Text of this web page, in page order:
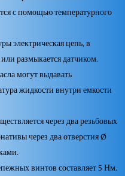
с помощью температурного
электрическая цепь, в
размыкается датчиком.
могут выдавать
жидкости внутри емкости
через два резьбовых
через два отверстия Ø
винтов составляет 5 Нм.